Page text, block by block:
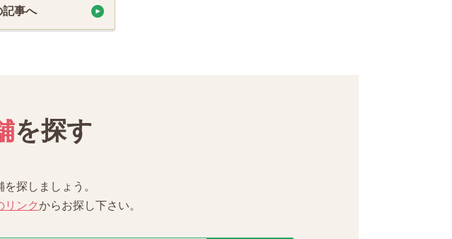
記事へ
を探す
探しましょう。
リンクからお探し下さい。